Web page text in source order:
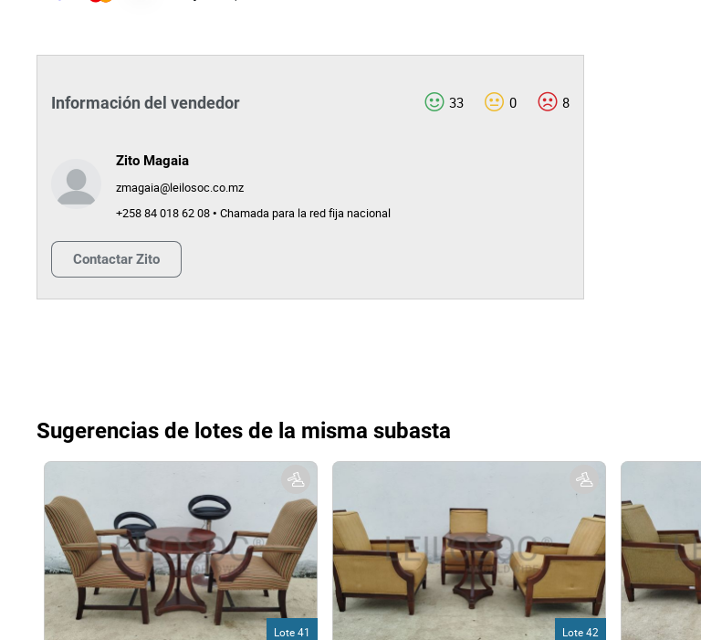
Información del vendedor 33 0 8
Zito Magaia
zmagaia@leilosoc.co.mz
+258 84 018 62 08 • Chamada para la red fija nacional
Contactar Zito
Sugerencias de lotes de la misma subasta
Lote 41 Lote 42